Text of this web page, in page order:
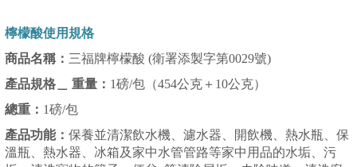
檸檬酸使用規格
商品名稱： 三福牌檸檬酸 (衛署添製字第0029號)
產品規格＿ 重量： 1磅/包（454公克＋10公克）
總重： 1磅/包
產品功能： 保養並清潔飲水機、濾水器、開飲機、熱水瓶、保
溫瓶、熱水器、冰箱及家中水管管路等家中用品的水垢、污